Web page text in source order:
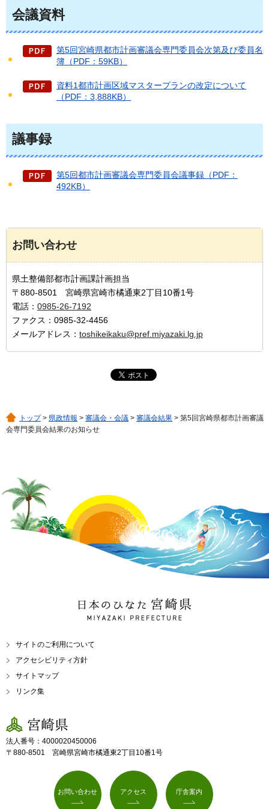
会議資料
第5回宮崎県都市計画審議会専門委員会次第及び委員名
簿（PDF：59KB）
資料1都市計画区域マスタープランの改定について
（PDF：3,888KB）
議事録
第5回都市計画審議会専門委員会議事録（PDF：
492KB）
お問い合わせ
県土整備部都市計画課計画担当
〒880-8501 宮崎県宮崎市橘通東2丁目10番1号
電話： 0985-26-7192
ファクス：0985-32-4456
メールアドレス： toshikeikaku@pref.miyazaki.lg.jp
トップ> 県政情報 > 審議会・会議 > 審議会結果 > 第5回宮崎県都市計画審議
会専門委員会結果のお知らせ
日本のひなた 宮崎県
MIYAZAKI PREFECTURE
サイトのご利用について
アクセシビリティ方針
サイトマップ
リンク集
宮崎県
法人番号：4000020450006
〒880-8501 宮崎県宮崎市橘通東2丁目10番1号
お問い合わせ アクセス 庁舎案内